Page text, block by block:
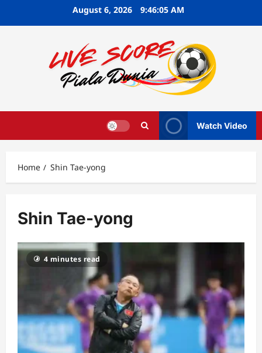
August 6, 2026 9:46:05 AM
Watch Video
Home Shin Tae-yong
Shin Tae-yong
4 minutes read